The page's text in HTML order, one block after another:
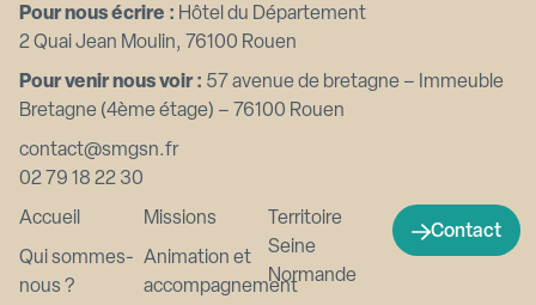
Pour nous écrire : Hôtel du Département
2 Quai Jean Moulin, 76100 Rouen
Pour venir nous voir : 57 avenue de bretagne – Immeuble
Bretagne (4ème étage) – 76100 Rouen
contact@smgsn.fr
02 79 18 22 30
Accueil
Qui sommes-
nous ?
Missions
Animation et
accompagnement
Territoire
Seine
Normande
Contact